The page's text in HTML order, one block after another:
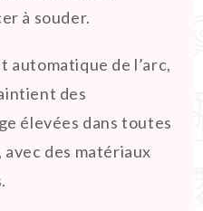
à souder.
de l’arc,
des
élevées dans toutes
des matériaux